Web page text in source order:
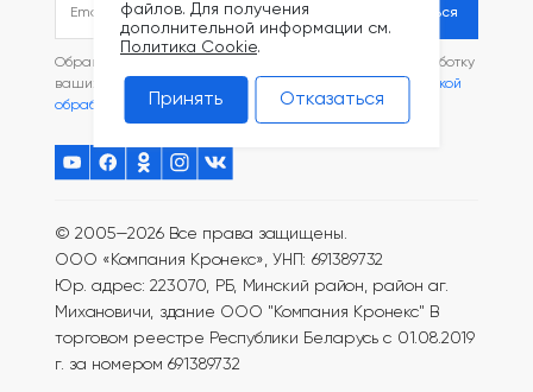
Подписаться
Обращаясь в наш магазин, вы даете согласие на обработку
ваших
персональных данных
Политикой
обработки файлов Cookie
© 2005—2026 Все права защищены.
ООО «Компания Кронекс», УНП: 691389732
Юр. адрес: 223070, РБ, Минский район, район аг.
Михановичи, здание ООО "Компания Кронекс" В
торговом реестре Республики Беларусь с 01.08.2019
г. за номером 691389732
файлов. Для получения
дополнительной информации см.
Политика Cookie.
Принять Отказаться